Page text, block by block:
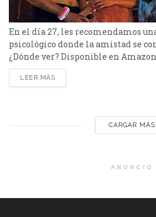
En el día 27, les recomendamos
psicológico donde la amistad se
¿Dónde ver? Disponible en
te gustó: Scream 4, Get Out o You're
que no podrían pasar una noche
LEER MÁS
CARGAR MÁS
ANUNCIO